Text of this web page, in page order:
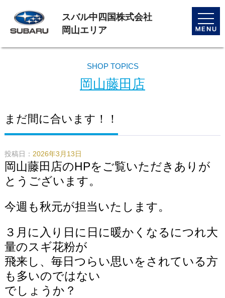
toggle
スバル中四国株式会社
岡山エリア
SHOP TOPICS
岡山藤田店
まだ間に合います！！
投稿日： 2026年3月13日
岡山藤田店のHPをご覧いただきありが
とうございます。
今週も秋元が担当いたします。
３月に入り日に日に暖かくなるにつれ大
量のスギ花粉が
飛来し、毎日つらい思いをされている方
も多いのではない
でしょうか？